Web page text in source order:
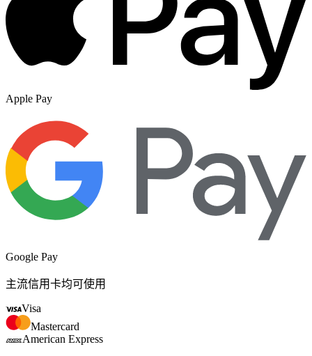
Apple Pay
Google Pay
主流信用卡均可使用
Visa
Mastercard
American Express